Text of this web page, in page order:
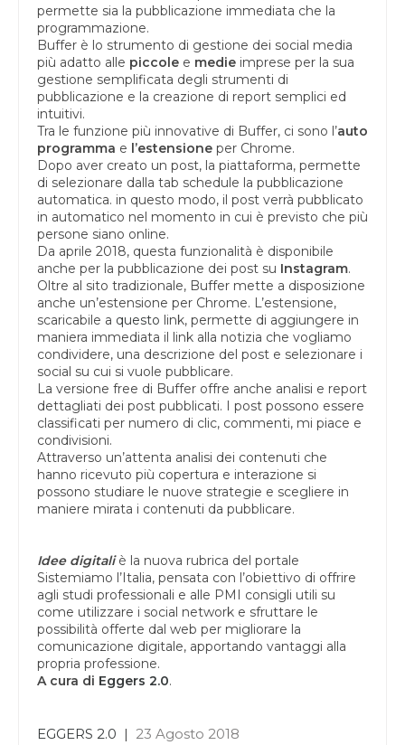
permette sia la pubblicazione immediata che la
programmazione.
Buffer è lo strumento di gestione dei social media
più adatto alle piccole e medie imprese per la sua
gestione semplificata degli strumenti di
pubblicazione e la creazione di report semplici ed
intuitivi.
Tra le funzione più innovative di Buffer, ci sono l’auto
programma e l’estensione per Chrome.
Dopo aver creato un post, la piattaforma, permette
di selezionare dalla tab schedule la pubblicazione
automatica. in questo modo, il post verrà pubblicato
in automatico nel momento in cui è previsto che più
persone siano online.
Da aprile 2018, questa funzionalità è disponibile
anche per la pubblicazione dei post su Instagram.
Oltre al sito tradizionale, Buffer mette a disposizione
anche un’estensione per Chrome. L’estensione,
scaricabile a questo link, permette di aggiungere in
maniera immediata il link alla notizia che vogliamo
condividere, una descrizione del post e selezionare i
social su cui si vuole pubblicare.
La versione free di Buffer offre anche analisi e report
dettagliati dei post pubblicati. I post possono essere
classificati per numero di clic, commenti, mi piace e
condivisioni.
Attraverso un’attenta analisi dei contenuti che
hanno ricevuto più copertura e interazione si
possono studiare le nuove strategie e scegliere in
maniere mirata i contenuti da pubblicare.
Idee digitaliè la nuova rubrica del portale
Sistemiamo l’Italia, pensata con l’obiettivo di offrire
agli studi professionali e alle PMI consigli utili su
come utilizzare i social network e sfruttare le
possibilità offerte dal web per migliorare la
comunicazione digitale, apportando vantaggi alla
propria professione.
A cura di Eggers 2.0.
EGGERS 2.0 | 23 Agosto 2018